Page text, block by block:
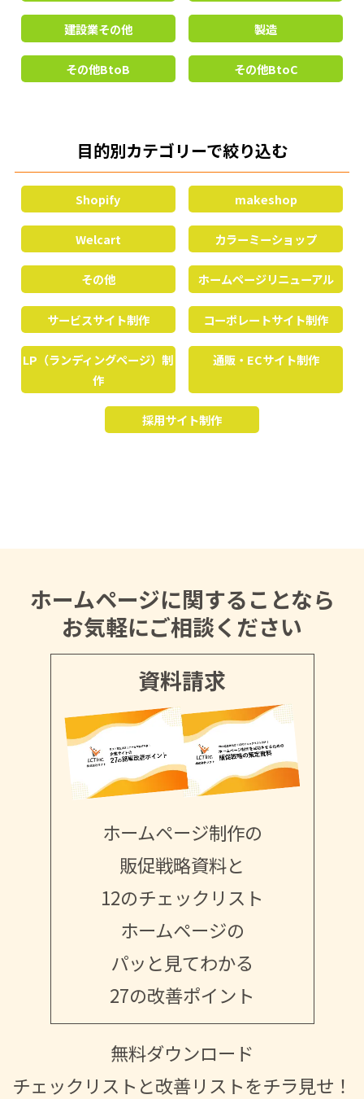
建設業その他 製造
その他BtoB その他BtoC
目的別カテゴリーで絞り込む
Shopify makeshop
Welcart カラーミーショップ
その他 ホームページリニューアル
サービスサイト制作 コーポレートサイト制作
LP（ランディングページ）制
作
通販・ECサイト制作
採用サイト制作
ホームページに関することなら
お気軽にご相談ください
資料請求
ホームページ制作の
販促戦略資料と
12のチェックリスト
ホームページの
パッと見てわかる
27の改善ポイント
無料ダウンロード
チェックリストと改善リストをチラ見せ！